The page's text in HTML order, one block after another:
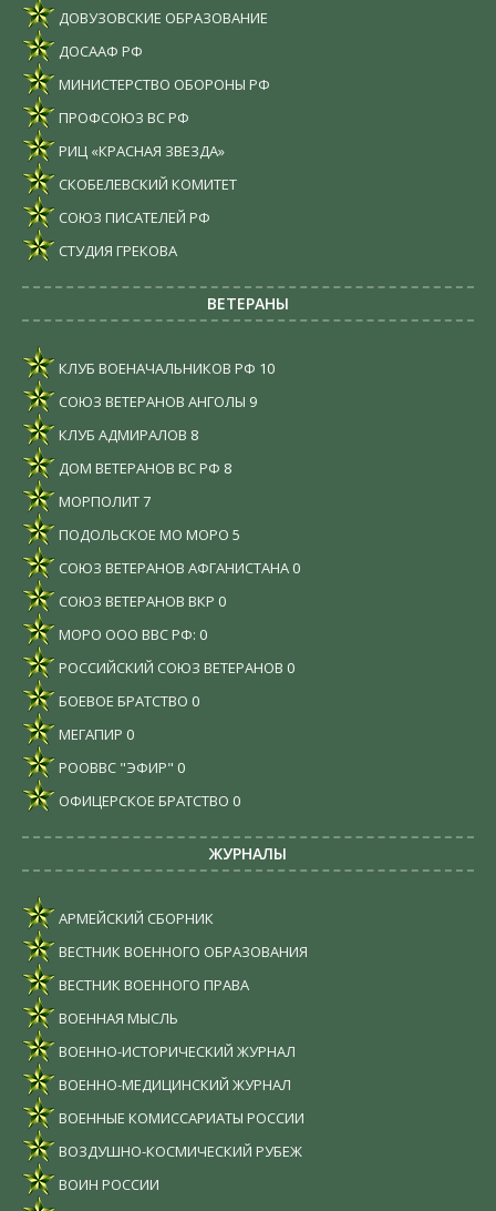
ДОВУЗОВСКИЕ ОБРАЗОВАНИЕ
ДОСААФ РФ
МИНИСТЕРСТВО ОБОРОНЫ РФ
ПРОФСОЮЗ ВС РФ
РИЦ «КРАСНАЯ ЗВЕЗДА»
СКОБЕЛЕВСКИЙ КОМИТЕТ
СОЮЗ ПИСАТЕЛЕЙ РФ
СТУДИЯ ГРЕКОВА
ВЕТЕРАНЫ
КЛУБ ВОЕНАЧАЛЬНИКОВ РФ 10
СОЮЗ ВЕТЕРАНОВ АНГОЛЫ 9
КЛУБ АДМИРАЛОВ 8
ДОМ ВЕТЕРАНОВ ВС РФ 8
МОРПОЛИТ7
ПОДОЛЬСКОЕ МО МОРО 5
СОЮЗ ВЕТЕРАНОВ АФГАНИСТАНА 0
СОЮЗ ВЕТЕРАНОВ ВКР 0
МОРО ООО ВВС РФ: 0
РОССИЙСКИЙ СОЮЗ ВЕТЕРАНОВ 0
БОЕВОЕ БРАТСТВО 0
МЕГАПИР 0
РООВВС "ЭФИР" 0
ОФИЦЕРСКОЕ БРАТСТВО 0
ЖУРНАЛЫ
АРМЕЙСКИЙ СБОРНИК
ВЕСТНИК ВОЕННОГО ОБРАЗОВАНИЯ
ВЕСТНИК ВОЕННОГО ПРАВА
ВОЕННАЯ МЫСЛЬ
ВОЕННО-ИСТОРИЧЕСКИЙ ЖУРНАЛ
ВОЕННО-МЕДИЦИНСКИЙ ЖУРНАЛ
ВОЕННЫЕ КОМИССАРИАТЫ РОССИИ
ВОЗДУШНО-КОСМИЧЕСКИЙ РУБЕЖ
ВОИН РОССИИ